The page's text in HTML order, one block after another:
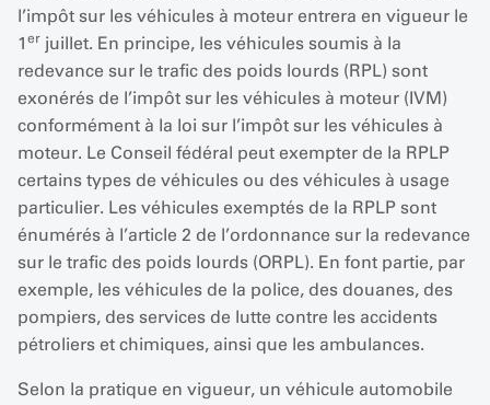
l’impôt sur les véhicules à moteur entrera en vigueur le
1 er juillet. En principe, les véhicules soumis à la
redevance sur le trafic des poids lourds (RPL) sont
exonérés de l’impôt sur les véhicules à moteur (IVM)
conformément à la loi sur l’impôt sur les véhicules à
moteur. Le Conseil fédéral peut exempter de la RPLP
certains types de véhicules ou des véhicules à usage
particulier. Les véhicules exemptés de la RPLP sont
énumérés à l’article 2 de l’ordonnance sur la redevance
sur le trafic des poids lourds (ORPL). En font partie, par
exemple, les véhicules de la police, des douanes, des
pompiers, des services de lutte contre les accidents
pétroliers et chimiques, ainsi que les ambulances.
Selon la pratique en vigueur, un véhicule automobile